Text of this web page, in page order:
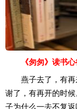
《匆匆》读书
燕子去了，有
谢了，有再开的时
子为什么一去不复